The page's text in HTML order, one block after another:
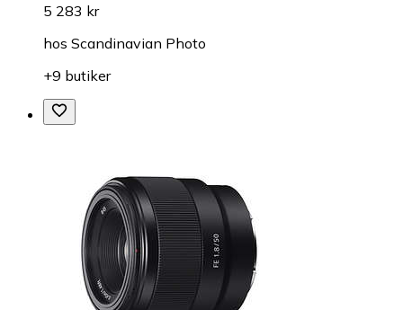
5 283 kr
hos Scandinavian Photo
+9 butiker